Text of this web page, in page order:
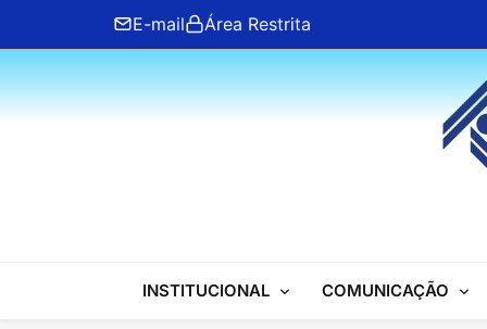
content
E-mail Área Restrita
ANFIP Nacional
INSTITUCIONAL COMUNICAÇÃO